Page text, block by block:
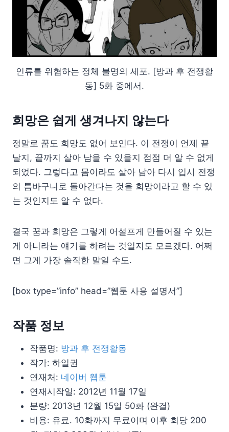
인류를 위협하는 정체 불명의 세포. [방과 후 전쟁활
동] 5화 중에서.
희망은 쉽게 생겨나지 않는다
정말로 꿈도 희망도 없어 보인다. 이 전쟁이 언제 끝
날지, 끝까지 살아 남을 수 있을지 점점 더 알 수 없게
되었다. 그렇다고 몸이라도 살아 남아 다시 입시 전쟁
의 틈바구니로 돌아간다는 것을 희망이라고 할 수 있
는 것인지도 알 수 없다.
결국 꿈과 희망은 그렇게 어설프게 만들어질 수 있는
게 아니라는 얘기를 하려는 것일지도 모르겠다. 어쩌
면 그게 가장 솔직한 말일 수도.
[box type=”info” head=”웹툰 사용 설명서”]
작품 정보
작품명: 방과 후 전쟁활동
작가: 하일권
연재처: 네이버 웹툰
연재시작일: 2012년 11월 17일
분량: 2013년 12월 15일 50화 (완결)
비용: 유료. 10화까지 무료이며 이후 회당 200